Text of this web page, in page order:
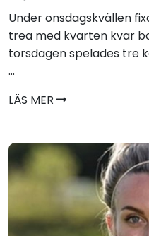
Under onsdagskvällen
trea med kvarten kvar
torsdagen spelades tre
...
LÄS MER